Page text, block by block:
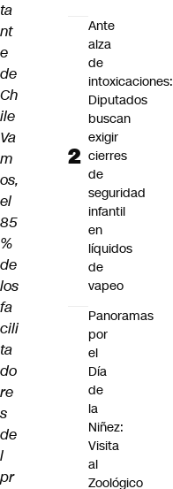
ta
nt
e
de
Ch
ile
Va
m
os,
el
85
%
de
los
fa
cili
ta
do
re
s
de
l
pr
Ante
alza
de
intoxicaciones:
Diputados
buscan
exigir
cierres
de
seguridad
infantil
en
líquidos
de
vapeo
Panoramas
por
el
Día
de
la
Niñez:
Visita
al
Zoológico